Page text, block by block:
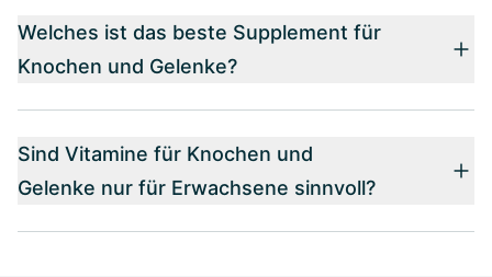
Welches ist das beste Supplement für
Knochen und Gelenke?
Sind Vitamine für Knochen und
Gelenke nur für Erwachsene sinnvoll?